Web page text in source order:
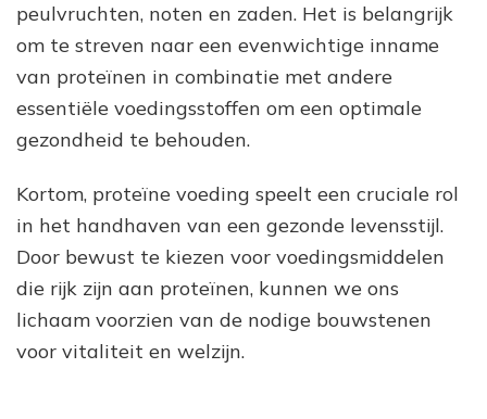
peulvruchten, noten en zaden. Het is belangrijk
om te streven naar een evenwichtige inname
van proteïnen in combinatie met andere
essentiële voedingsstoffen om een optimale
gezondheid te behouden.
Kortom, proteïne voeding speelt een cruciale rol
in het handhaven van een gezonde levensstijl.
Door bewust te kiezen voor voedingsmiddelen
die rijk zijn aan proteïnen, kunnen we ons
lichaam voorzien van de nodige bouwstenen
voor vitaliteit en welzijn.